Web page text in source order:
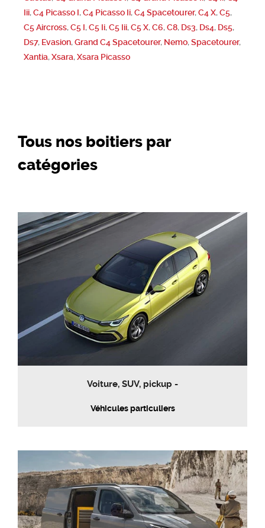
Iii,C4 Picasso I,C4 Picasso Ii,C4 Spacetourer,C4 X,C5,
C5 Aircross,C5 I,C5 Ii,C5 Iii,C5 X,C6,C8, Ds3, Ds4, Ds5,
Ds7, Evasion,Grand C4 Spacetourer, Nemo,Spacetourer,
Xantia,Xsara,Xsara Picasso
Tous nos boitiers par
catégories
Voiture, SUV, pickup -
Véhicules particuliers